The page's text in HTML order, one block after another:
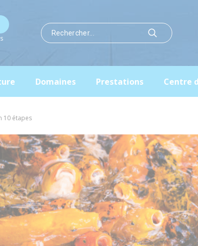
Domaines Prestations Centre
10 étapes